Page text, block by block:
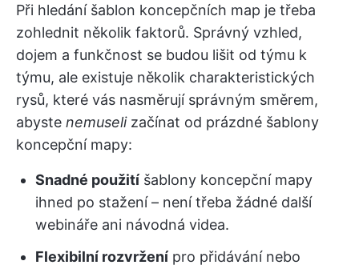
Při hledání šablon koncepčních map je třeba
zohlednit několik faktorů. Správný vzhled,
dojem a funkčnost se budou lišit od týmu k
týmu, ale existuje několik charakteristických
rysů, které vás nasměrují správným směrem,
abyste nemuselizačínat od prázdné šablony
koncepční mapy:
Snadné použití šablony koncepční mapy
ihned po stažení – není třeba žádné další
webináře ani návodná videa.
Flexibilní rozvržení pro přidávání nebo